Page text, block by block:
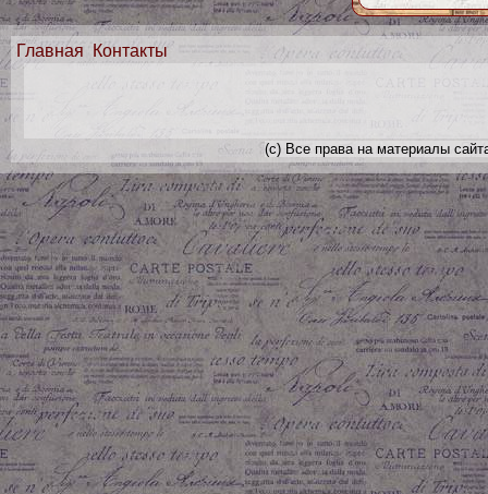
Главная Контакты
(с) Все права на материалы